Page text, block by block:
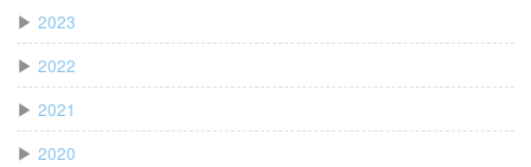
▶ 2023
▶ 2022
▶ 2021
▶ 2020